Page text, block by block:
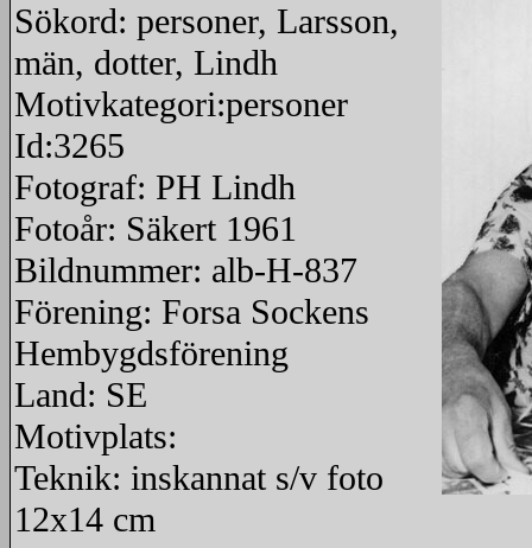
Sökord: personer, Larsson,
män, dotter, Lindh
Motivkategori:personer
Id:3265
Fotograf: PH Lindh
Fotoår: Säkert 1961
Bildnummer: alb-H-837
Förening: Forsa Sockens
Hembygdsförening
Land: SE
Motivplats:
Teknik: inskannat s/v foto
12x14 cm